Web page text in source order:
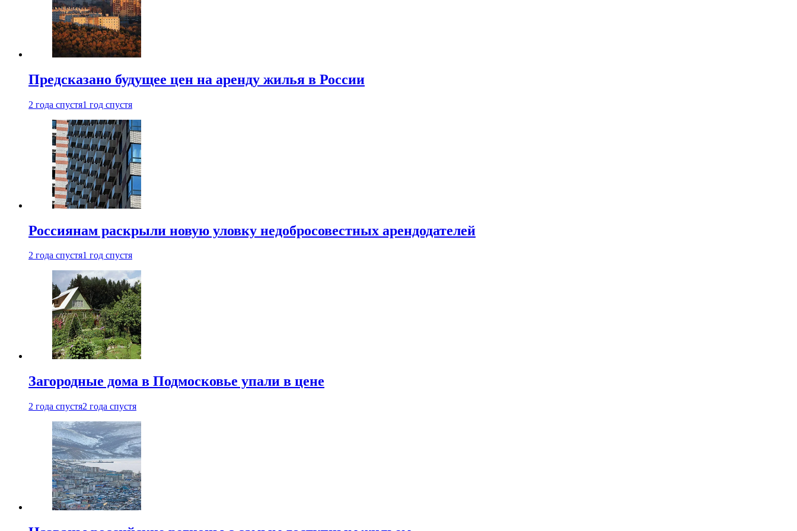
Предсказано будущее цен на аренду жилья в России
2 года спустя1 год спустя
Россиянам раскрыли новую уловку недобросовестных арендодателей
2 года спустя1 год спустя
Загородные дома в Подмосковье упали в цене
2 года спустя2 года спустя